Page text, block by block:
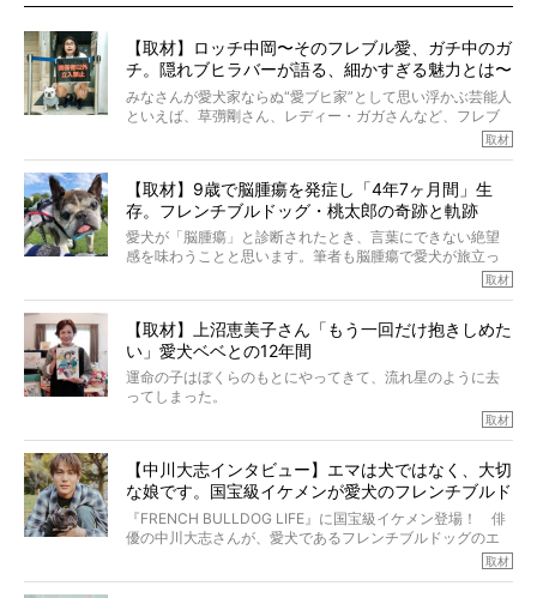
【取材】ロッチ中岡〜そのフレブル愛、ガチ中のガ
チ。隠れブヒラバーが語る、細かすぎる魅力とは〜
【前編】
みなさんが愛犬家ならぬ“愛ブヒ家”として思い浮かぶ芸能人
といえば、草彅剛さん、レディー・ガガさんなど、フレブ
ルを飼っている方が多いと思います。が、ロッチ中岡さん
んのインスタグラムを覗くと、たくさんのフレブルアカウ
ントがフォローされていて、わが『FRENCH BULLDOG
LIFE』モデルのnicoやトーラスも、その中の一頭。
そんな中岡さんに、フレブルの魅力を語っていただきまし
た。そのブヒ愛っぷりは、思ってた以上！ ガチ中のガチ
取材
【取材】9歳で脳腫瘍を発症し「4年7ヶ月間」生
存。フレンチブルドッグ・桃太郎の奇跡と軌跡
愛犬が「脳腫瘍」と診断されたとき、言葉にできない絶望
感を味わうことと思います。筆者も脳腫瘍で愛犬が旅立っ
たひとり。だからこそ、どれほど厄介で困難な病気かを理
ところが、フレンチブルドッグの桃太郎は9歳で脳腫瘍を発
症し、なんと4年7ヶ月間も生き抜いたのです。旅立ったと
きの年齢は13歳と11ヶ月、レジェンド級のレジェンドでし
た。さらには、治療後3年間は一度も発作が起きなかったと
いいます。
この事実はフレンチブルドッグだけでなく、脳腫瘍と闘う
太郎のオーナーである佐藤さんご夫婦に、治療の選択やケ
アについて詳しくお話しをうかがいました。
取材
【取材】上沼恵美子さん「もう一回だけ抱きしめた
い」愛犬ベベとの12年間
運命の子はぼくらのもとにやってきて、流れ星のように去
ってしまった。
り添いたいと思う。
その悲しみをいますぐ解消することはできないが、話をき
いて、泣いたり笑ったりするのもいいだろう。
こんな子だった、こんなにいい子だった、ほんとうに愛し
ていたと。
ぼくらは上沼恵美子さんのご自宅へ伺って、お話をきこう
と思った。
取材
【中川大志インタビュー】エマは犬ではなく、大切
な娘です。国宝級イケメンが愛犬のフレンチブルド
ッグと一緒に登場
『FRENCH BULLDOG LIFE』に国宝級イケメン登場！ 俳
優の中川大志さんが、愛犬であるフレンチブルドッグのエ
マちゃん（2歳の女の子）にメロメロとの情報を聞きつけ、
取材